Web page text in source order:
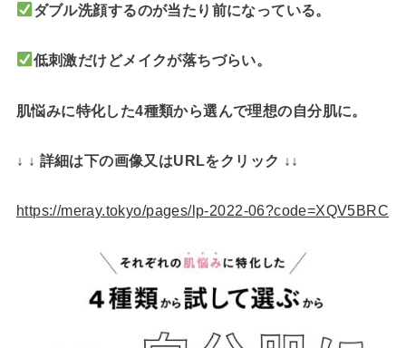
ダブル洗顔するのが当たり前になっている。
低刺激だけどメイクが落ちづらい。
肌悩みに特化した4種類から選んで理想の自分肌に。
↓ ↓ 詳細は下の画像又はURLをクリック ↓↓
https://meray.tokyo/pages/lp-2022-06?code=XQV5BRC